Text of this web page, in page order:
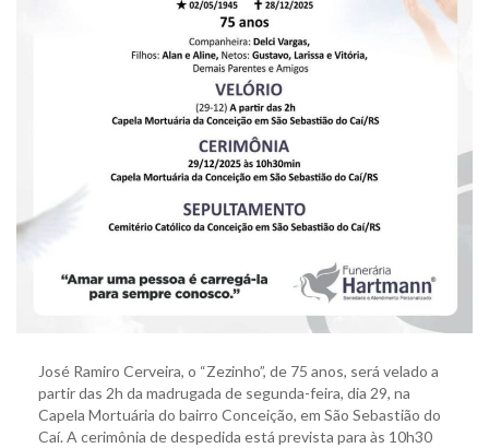
José Ramiro Cerveira, o “Zezinho”, de 75 anos, será velado a
partir das 2h da madrugada de segunda-feira, dia 29, na
Capela Mortuária do bairro Conceição, em São Sebastião do
Caí. A cerimônia de despedida está prevista para às 10h30